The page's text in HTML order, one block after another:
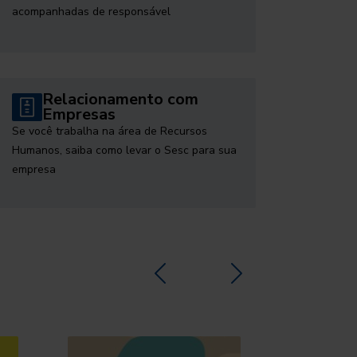
acompanhadas de responsável
Relacionamento com
Empresas
Se você trabalha na área de Recursos
Humanos, saiba como levar o Sesc para sua
empresa